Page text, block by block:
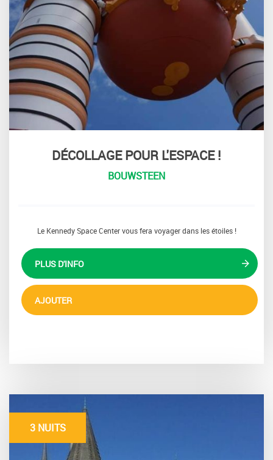
DÉCOLLAGE POUR L'ESPACE !
BOUWSTEEN
Le Kennedy Space Center vous fera voyager dans les étoiles !
PLUS D'INFO
AJOUTER
3 NUITS